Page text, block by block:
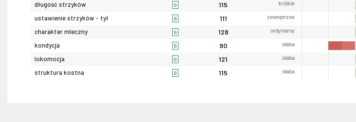
długość strzyków G 115 krótkie
ustawienie strzyków - tył G 111 zewnętrzne
charakter mleczny G 128 ordynarny
kondycja G 90 słaba
lokomocja G 121 słaba
struktura kostna G 115 słaba